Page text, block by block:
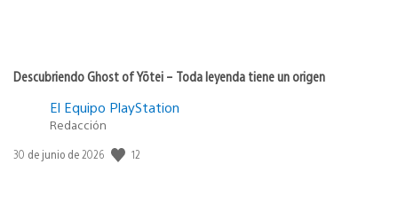
Descubriendo Ghost of Yōtei – Toda leyenda tiene un origen
El Equipo PlayStation
Redacción
Fecha
30 de junio de 2026 12